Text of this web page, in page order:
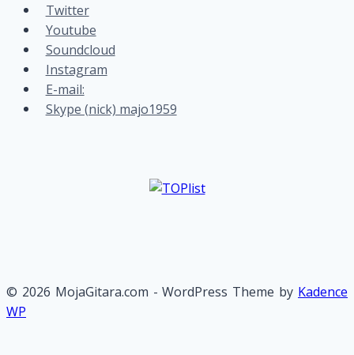
Twitter
Youtube
Soundcloud
Instagram
E-mail:
Skype (nick) majo1959
© 2026 MojaGitara.com - WordPress Theme by Kadence
WP